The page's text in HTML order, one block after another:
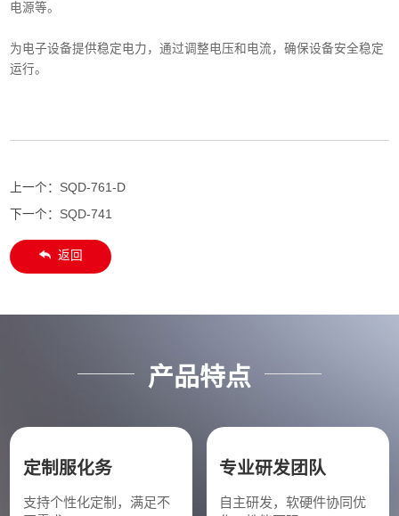
电源等。
为电子设备提供稳定电力，通过调整电压和电流，确保设备安全稳定
运行。
上一个： SQD-761-D
下一个： SQD-741
返回
产品特点
定制服化务
支持个性化定制，满足不
专业研发团队
自主研发，软硬件协同优